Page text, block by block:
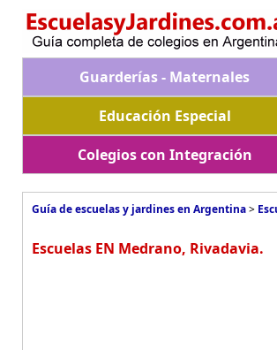
Guarderías - Maternales
Educación Especial
Colegios con Integración
Guía de escuelas y jardines en Argentina>
Escuelas EN Medrano, Rivadavia.